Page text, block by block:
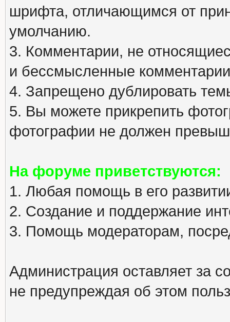
шрифта, отличающимся от
умолчанию.
3. Комментарии, не
и бессмысленные
4. Запрещено дублировать
5. Вы можете прикрепить
фотографии не должен
На форуме приветствуются:
1. Любая помощь в его
2. Создание и поддержание
3. Помощь модераторам,
Администрация оставляет за
не предупреждая об этом